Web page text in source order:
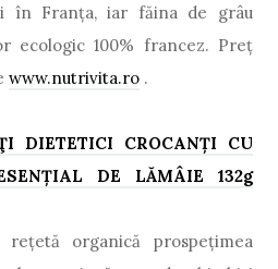
în Franța, iar făina de grâu
ecologic 100% francez. Preţ
www.nutrivita.ro .
I DIETETICI CROCANŢI CU
ŢIAL DE LĂMÂIE 132g
rețetă organică prospețimea